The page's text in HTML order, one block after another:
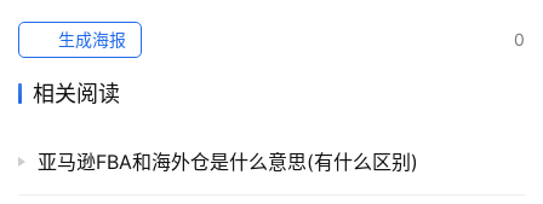
0
生成海报
相关阅读
亚马逊FBA和海外仓是什么意思(有什么区别)